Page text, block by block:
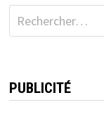
Rechercher :
PUBLICITÉ